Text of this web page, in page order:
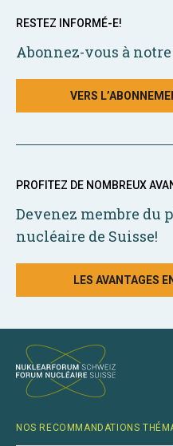
RESTEZ INFORMÉ-E!
Abonnez-vous à
VERS
PROFITEZ DE NOMBREUX
Devenez membre du
nucléaire de Suisse!
LES AVANTAGES
NOS RECOMMANDATIONS